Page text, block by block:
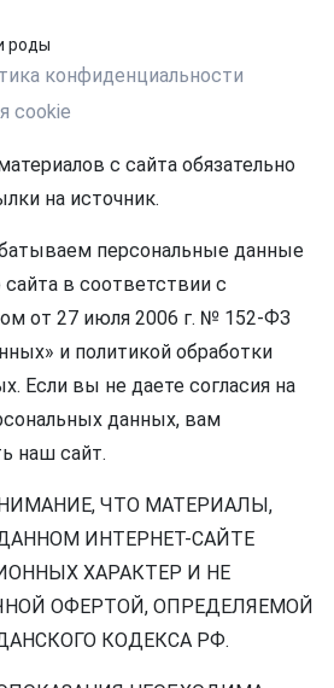
роды
конфиденциальности
cookie
с сайта обязательно
на источник.
персональные данные
в соответствии с
от 27 июля 2006 г. № 152-ФЗ
и политикой обработки
Если вы не даете согласия на
данных, вам
наш сайт.
ЧТО МАТЕРИАЛЫ,
ИНТЕРНЕТ-САЙТЕ
ХАРАКТЕР И НЕ
ОФЕРТОЙ, ОПРЕДЕЛЯЕМОЙ
КОДЕКСА РФ.